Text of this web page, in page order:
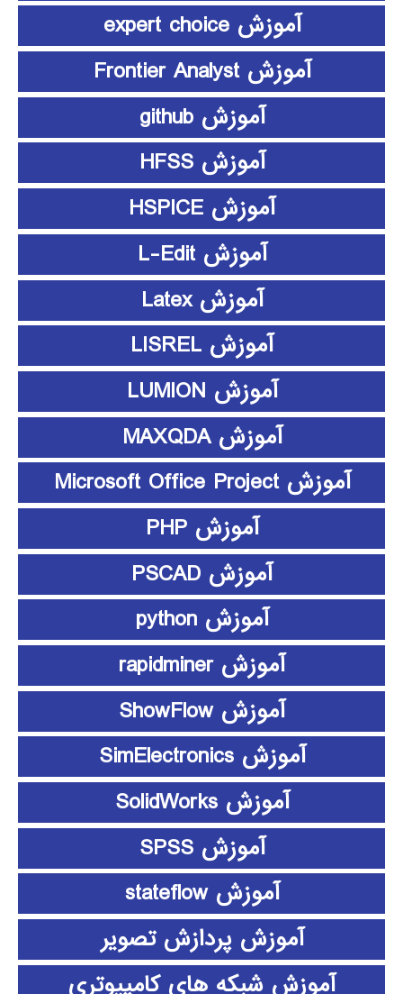
آموزش expert choice
آموزش Frontier Analyst
آموزش github
آموزش HFSS
آموزش HSPICE
آموزش L-Edit
آموزش Latex
آموزش LISREL
آموزش LUMION
آموزش MAXQDA
آموزش Microsoft Office Project
آموزش PHP
آموزش PSCAD
آموزش python
آموزش rapidminer
آموزش ShowFlow
آموزش SimElectronics
آموزش SolidWorks
آموزش SPSS
آموزش stateflow
آموزش پردازش تصویر
آموزش شبکه های کامپیوتری